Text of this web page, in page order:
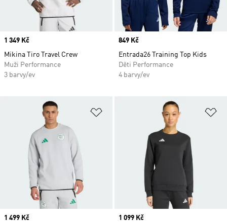
Price
1 349 Kč
Mikina Tiro Travel Crew
Muži Performance
3 barvy/ev
Price
849 Kč
Entrada26 Training Top Kids
Děti Performance
4 barvy/ev
Přidat do seznamu přání
Price
1 499 Kč
Price
1 099 Kč